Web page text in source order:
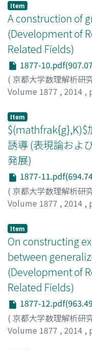
Item
A construction of
(Development of
Related Fields)
1877-
( 京都大学数理解析研
Volume 1877 , 2014 ,
Item
$(mathfrak{g},K)$
誘導 (表現論およ
発展)
1877-
( 京都大学数理解析研
Volume 1877 , 2014 ,
Item
On constructing
between
(Development of
Related Fields)
1877-
( 京都大学数理解析研
Volume 1877 , 2014 ,